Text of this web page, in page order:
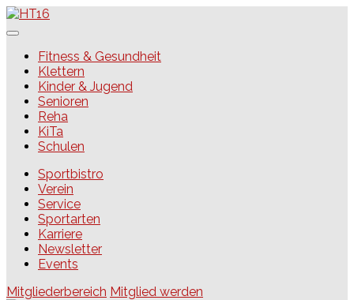
Skip
to
HT16Fitness & Gesundheit
Klettern
Kinder & Jugend
Senioren
Reha
KiTa
Schulen
Sportbistro
Verein
Service
Sportarten
Karriere
Newsletter
Events
Mitgliederbereich Mitglied werden